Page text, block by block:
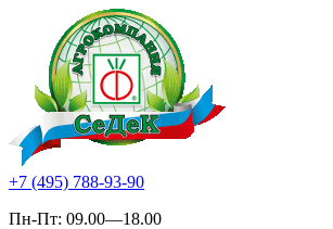
+7 (495) 788-93-90
Пн-Пт: 09.00—18.00